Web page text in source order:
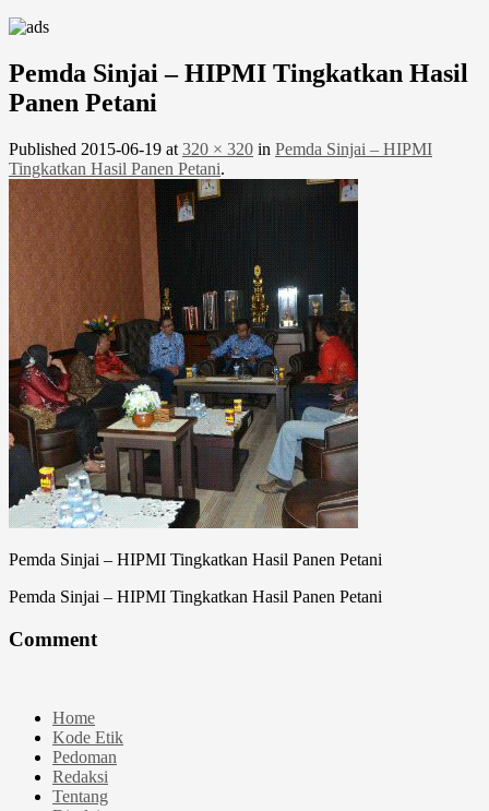
Pemda Sinjai – HIPMI Tingkatkan Hasil
Panen Petani
Published 2015-06-19 at 320 × 320 in Pemda Sinjai – HIPMI
Tingkatkan Hasil Panen Petani.
Pemda Sinjai – HIPMI Tingkatkan Hasil Panen Petani
Pemda Sinjai – HIPMI Tingkatkan Hasil Panen Petani
Comment
Home
Kode Etik
Pedoman
Redaksi
Tentang